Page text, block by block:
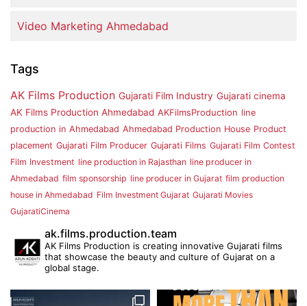
Video Marketing Ahmedabad
Tags
AK Films Production Gujarati Film Industry Gujarati cinema
AK Films Production Ahmedabad AKFilmsProduction line
production in Ahmedabad Ahmedabad Production House Product
placement Gujarati Film Producer Gujarati Films Gujarati Film Contest
Film Investment line production in Rajasthan line producer in
Ahmedabad film sponsorship line producer in Gujarat film production
house in Ahmedabad Film Investment Gujarat Gujarati Movies
GujaratiCinema
ak.films.production.team
AK Films Production is creating innovative Gujarati films
that showcase the beauty and culture of Gujarat on a
global stage.